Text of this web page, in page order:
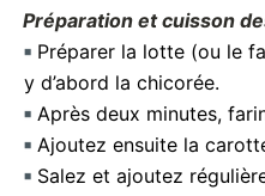
Préparation et cuisson
Préparer la lotte (ou le
y d’abord la chicorée.
Après deux minutes,
Ajoutez ensuite la
Salez et ajoutez